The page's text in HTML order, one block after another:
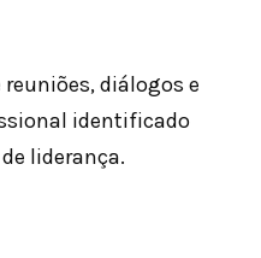
diálogos e
identificado
liderança.